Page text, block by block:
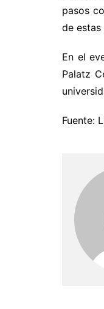
pasos
de estas
En el
Palatz
Fuente: